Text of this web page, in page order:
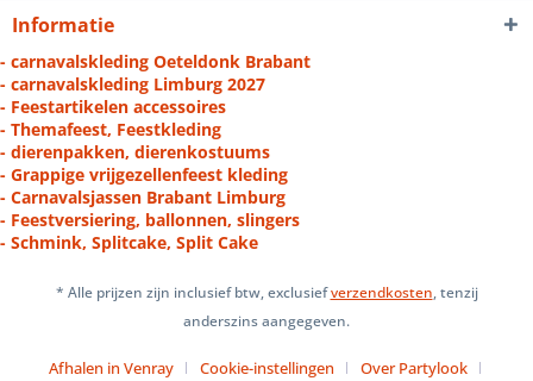
Informatie
- carnavalskleding Oeteldonk Brabant
- carnavalskleding Limburg 2027
- Feestartikelen accessoires
- Themafeest, Feestkleding
- dierenpakken, dierenkostuums
- Grappige vrijgezellenfeest kleding
- Carnavalsjassen Brabant Limburg
- Feestversiering, ballonnen, slingers
- Schmink, Splitcake, Split Cake
* Alle prijzen zijn inclusief btw, exclusiefverzendkosten, tenzij
anderszins aangegeven.
Afhalen in Venray Cookie-instellingen
Over Partylook